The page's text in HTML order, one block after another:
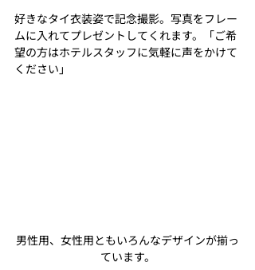
好きなタイ衣装姿で記念撮影。写真をフレー
ムに入れてプレゼントしてくれます。「ご希
望の方はホテルスタッフに気軽に声をかけて
ください」
男性用、女性用ともいろんなデザインが揃っ
ています。